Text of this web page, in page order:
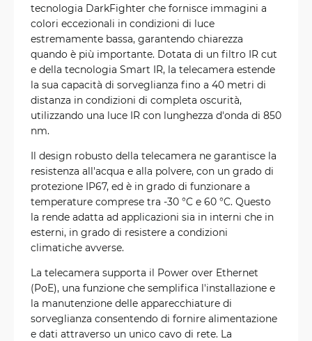
tecnologia DarkFighter che fornisce immagini a
colori eccezionali in condizioni di luce
estremamente bassa, garantendo chiarezza
quando è più importante. Dotata di un filtro IR cut
e della tecnologia Smart IR, la telecamera estende
la sua capacità di sorveglianza fino a 40 metri di
distanza in condizioni di completa oscurità,
utilizzando una luce IR con lunghezza d'onda di 850
nm.
Il design robusto della telecamera ne garantisce la
resistenza all'acqua e alla polvere, con un grado di
protezione IP67, ed è in grado di funzionare a
temperature comprese tra -30 °C e 60 °C. Questo
la rende adatta ad applicazioni sia in interni che in
esterni, in grado di resistere a condizioni
climatiche avverse.
La telecamera supporta il Power over Ethernet
(PoE), una funzione che semplifica l'installazione e
la manutenzione delle apparecchiature di
sorveglianza consentendo di fornire alimentazione
e dati attraverso un unico cavo di rete. La